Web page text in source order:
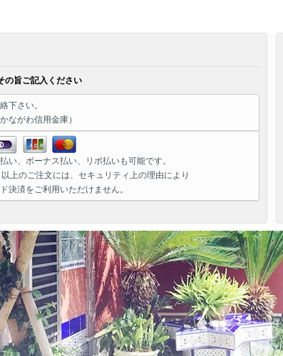
の旨ご記入ください
下さい。
ながわ信用金庫）
い、ボーナス払い、リボ払いも可能です。
以上のご注文には、セキュリティ上の理由により
決済をご利用いただけません。